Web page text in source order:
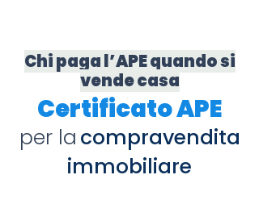
Chi paga l’APE quando si
vende casa
Certificato APE
per la compravendita
immobiliare